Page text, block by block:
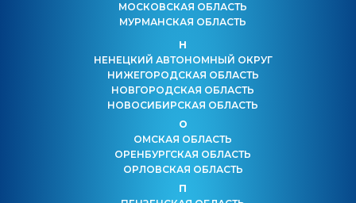
МОСКОВСКАЯ ОБЛАСТЬ
МУРМАНСКАЯ ОБЛАСТЬ
Н
НЕНЕЦКИЙ АВТОНОМНЫЙ ОКРУГ
НИЖЕГОРОДСКАЯ ОБЛАСТЬ
НОВГОРОДСКАЯ ОБЛАСТЬ
НОВОСИБИРСКАЯ ОБЛАСТЬ
О
ОМСКАЯ ОБЛАСТЬ
ОРЕНБУРГСКАЯ ОБЛАСТЬ
ОРЛОВСКАЯ ОБЛАСТЬ
П